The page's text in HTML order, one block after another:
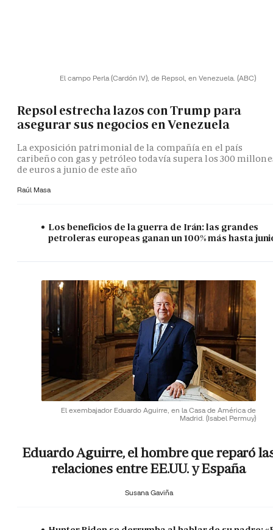
El campo Perla (Cardón IV), de Repsol, en Venezuela. (ABC)
Repsol estrecha lazos con Trump para
asegurar sus negocios en Venezuela
La exposición patrimonial de la compañía en el país
caribeño con gas y petróleo todavía supera los 300
de euros a junio de este año
Raúl Masa
Los beneficios de la guerra de Irán: las grandes
petroleras europeas ganan un 100% más hasta
El exembajador Eduardo Aguirre, en la Casa de América de
Madrid. (Isabel Permuy)
Eduardo Aguirre, el hombre que reparó
relaciones entre EE.UU. y España
Susana Gaviña